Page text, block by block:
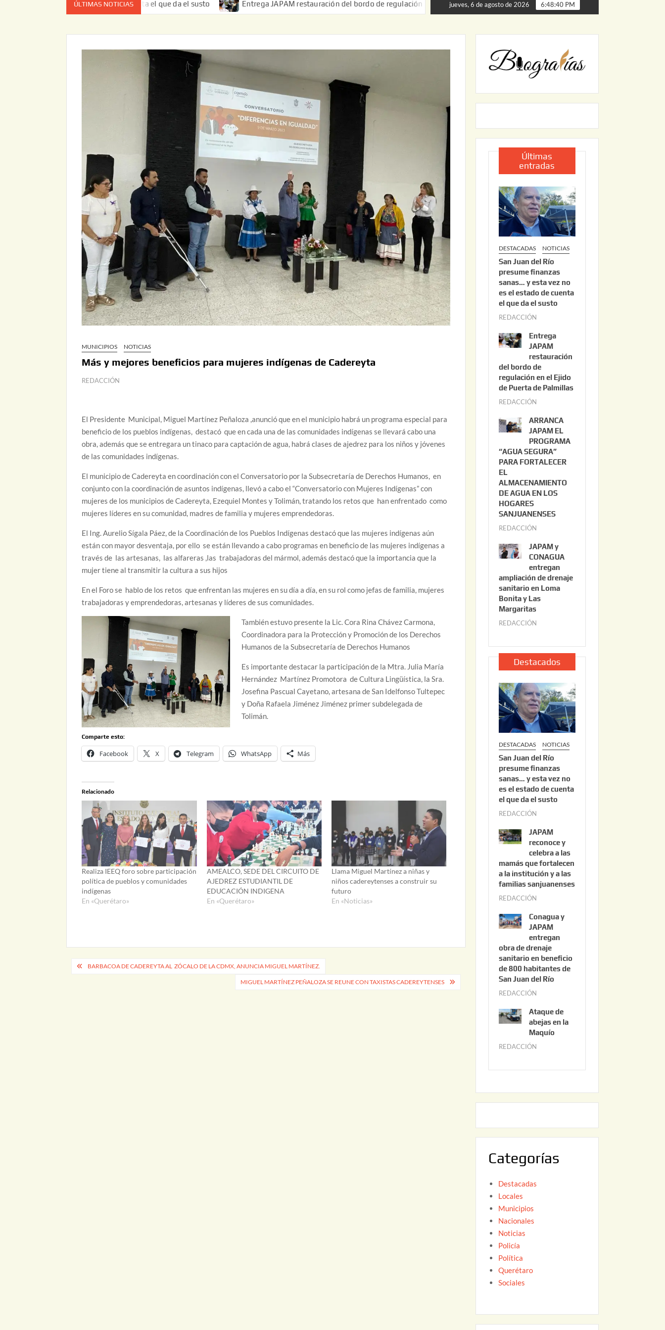
ÚLTIMAS NOTICIAS
no es el estado de cuenta el que da el susto Entrega JAPAM restauración del bordo de regulación en el Ejido de Puerta de Palmillas ARRANCA JAPAM EL PROGRAMA “AGUA
jueves, 6 de agosto de 2026 6:48:42 PM
MUNICIPIOS NOTICIAS
Más y mejores beneficios para mujeres indígenas de Cadereyta
REDACCIÓN
El Presidente Municipal, Miguel Martínez Peñaloza ,anunció que en el municipio habrá un programa especial para
beneficio de los pueblos indígenas, destacó que en cada una de las comunidades indígenas se llevará cabo una
obra, además que se entregara un tinaco para captación de agua, habrá clases de ajedrez para los niños y jóvenes
de las comunidades indígenas.
El municipio de Cadereyta en coordinación con el Conversatorio por la Subsecretaría de Derechos Humanos, en
conjunto con la coordinación de asuntos indígenas, llevó a cabo el “Conversatorio con Mujeres Indígenas” con
mujeres de los municipios de Cadereyta, Ezequiel Montes y Tolimán, tratando los retos que han enfrentado como
mujeres líderes en su comunidad, madres de familia y mujeres emprendedoras.
El Ing. Aurelio Sígala Páez, de la Coordinación de los Pueblos Indígenas destacó que las mujeres indígenas aún
están con mayor desventaja, por ello se están llevando a cabo programas en beneficio de las mujeres indígenas a
través de las artesanas, las alfareras ,las trabajadoras del mármol, además destacó que la importancia que la
mujer tiene al transmitir la cultura a sus hijos
En el Foro se hablo de los retos que enfrentan las mujeres en su día a día, en su rol como jefas de familia, mujeres
trabajadoras y emprendedoras, artesanas y líderes de sus comunidades.
También estuvo presente la Lic. Cora Rina Chávez Carmona,
Coordinadora para la Protección y Promoción de los Derechos
Humanos de la Subsecretaría de Derechos Humanos
Es importante destacar la participación de la Mtra. Julia María
Hernández Martínez Promotora de Cultura Lingüística, la Sra.
Josefina Pascual Cayetano, artesana de San Idelfonso Tultepec
y Doña Rafaela Jiménez Jiménez primer subdelegada de
Tolimán.
Comparte esto:
Facebook X Telegram WhatsApp Más
Relacionado
Realiza IEEQ foro sobre participación
política de pueblos y comunidades
indígenas
En «Querétaro»
AMEALCO, SEDE DEL CIRCUITO DE
AJEDREZ ESTUDIANTIL DE
EDUCACIÓN INDIGENA
En «Querétaro»
Llama Miguel Martínez a niñas y
niños cadereytenses a construir su
futuro
En «Noticias»
Navegación
BARBACOA DE CADEREYTA AL ZÓCALO DE LA CDMX, ANUNCIA MIGUEL MARTÍNEZ.
MIGUEL MARTÍNEZ PEÑALOZA SE REUNE CON TAXISTAS CADEREYTENSES
Últimas
entradas
DESTACADAS NOTICIAS
San Juan del Río
presume finanzas
sanas… y esta vez no
es el estado de cuenta
el que da el susto
REDACCIÓN
o
s
t
o
3
2
0
2
6
Entrega
JAPAM
restauración
del bordo de
regulación en el Ejido
de Puerta de Palmillas
REDACCIÓN
l
i
o
2
0
ARRANCA
JAPAM EL
PROGRAMA
“AGUA SEGURA”
PARA FORTALECER
EL
ALMACENAMIENTO
DE AGUA EN LOS
HOGARES
SANJUANENSES
REDACCIÓN
l
i
o
2
2
2
6
JAPAM y
CONAGUA
entregan
ampliación de drenaje
sanitario en Loma
Bonita y Las
Margaritas
REDACCIÓN
l
i
o
2
2
,
2
0
2
6
Destacados
DESTACADAS NOTICIAS
San Juan del Río
presume finanzas
sanas… y esta vez no
es el estado de cuenta
el que da el susto
REDACCIÓN
s
t
o
3
0
2
6
JAPAM
reconoce y
celebra a las
mamás que fortalecen
a la institución y a las
familias sanjuanenses
REDACCIÓN
n
i
o
3
0
0
2
6
Conagua y
JAPAM
entregan
obra de drenaje
sanitario en beneficio
de 800 habitantes de
San Juan del Río
REDACCIÓN
n
i
0
2
Ataque de
abejas en la
Maquío
REDACCIÓN
y
2
Categorías
Destacadas
Locales
Municipios
Nacionales
Noticias
Policía
Política
Querétaro
Sociales